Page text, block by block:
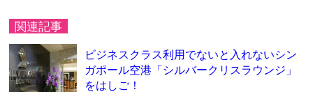
関連記事
ビジネスクラス利用でないと入れないシン
ガポール空港「シルバークリスラウンジ」
をはしご！